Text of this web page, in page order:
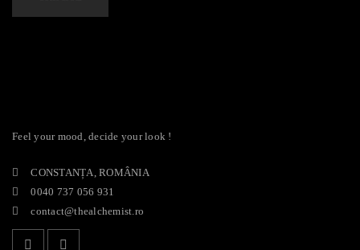
Feel your mood, decide your look !
CONSTANȚA, ROMÂNIA
0040 737 056 931
contact@thealchemist.ro